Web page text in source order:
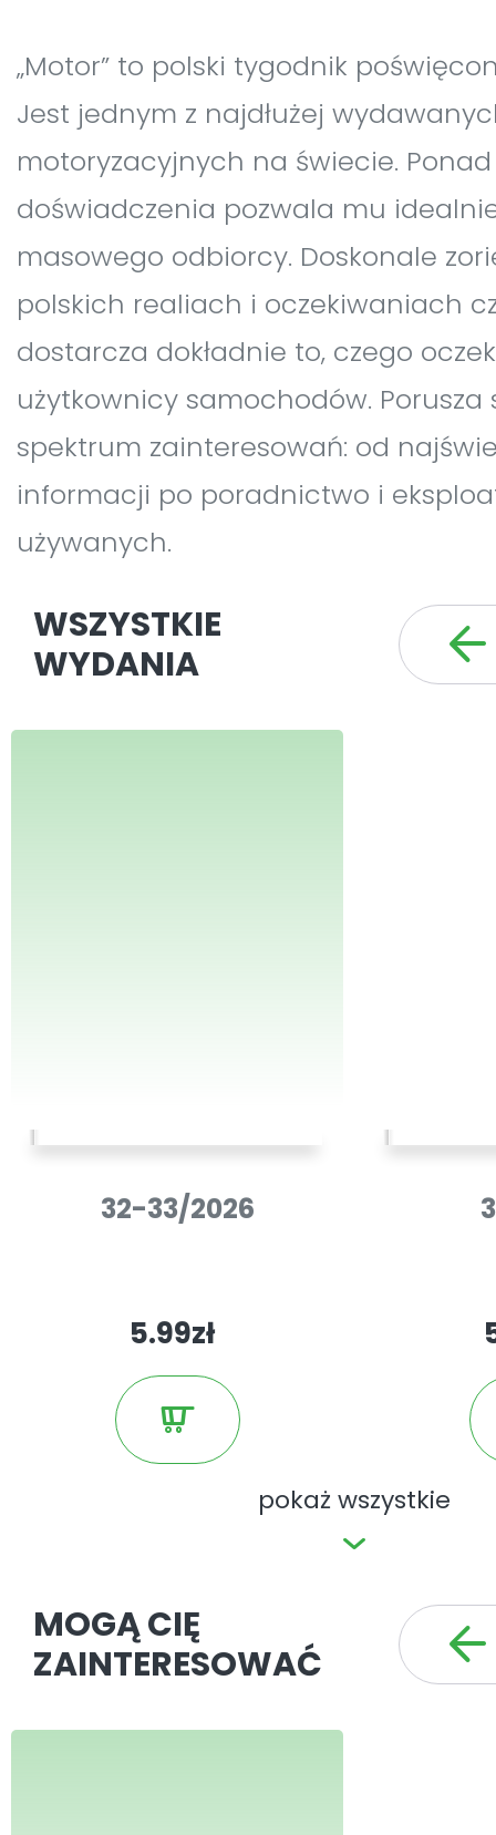
„Motor” to polski tygodnik
Jest jednym z najdłużej
motoryzacyjnych na świecie.
doświadczenia pozwala mu
masowego odbiorcy. Doskonale
polskich realiach i oczekiwaniach
dostarcza dokładnie to, czego
użytkownicy samochodów. Porusza
spektrum zainteresowań: od
informacji po poradnictwo i
używanych.
WSZYSTKIE
WYDANIA
pokaż wszystkie
32-33/2026
5.99zł
MOGĄ CIĘ
ZAINTERESOWAĆ